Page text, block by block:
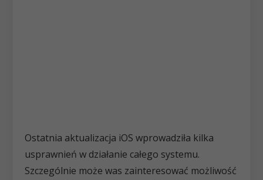
Ostatnia aktualizacja iOS wprowadziła kilka
usprawnień w działanie całego systemu.
Szczególnie może was zainteresować możliwość